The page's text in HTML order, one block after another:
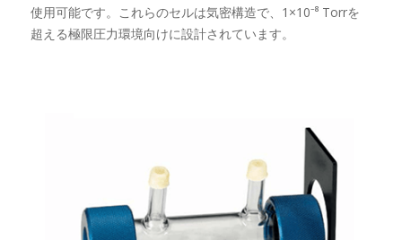
使用可能です。これらのセルは気密構造で、1×10⁻⁸ Torrを
超える極限圧力環境向けに設計されています。